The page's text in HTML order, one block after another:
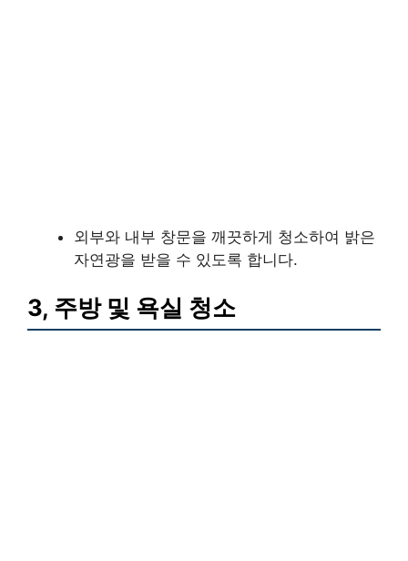
외부와 내부 창문을 깨끗하게 청소하여 밝은
자연광을 받을 수 있도록 합니다.
3, 주방 및 욕실 청소